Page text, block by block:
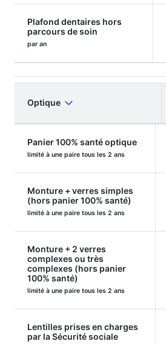
Plafond dentaires hors
parcours de soin
par an
Optique
Panier 100% santé optique
limité à une paire tous les 2 ans
Monture + verres simples
(hors panier 100% santé)
limité à une paire tous les 2 ans
Monture + 2 verres
complexes ou très
complexes (hors panier
100% santé)
limité à une paire tous les 2 ans
Lentilles prises en charges
par la Sécurité sociale